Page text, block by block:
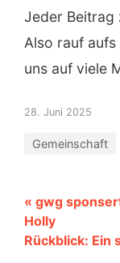
Jeder Beitrag
Also rauf aufs
uns auf viele
28. Juni 2025
Gemeinschaft
« gwg
Holly
Rückblick: Ein